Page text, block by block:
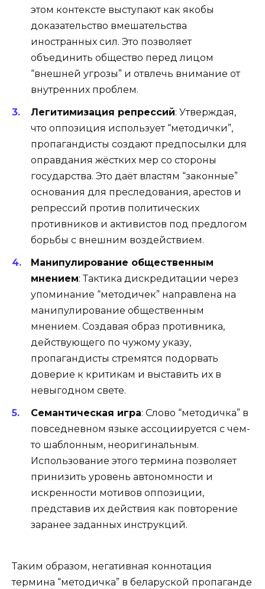
этом контексте выступают как якобы
доказательство вмешательства
иностранных сил. Это позволяет
объединить общество перед лицом
“внешней угрозы” и отвлечь внимание от
внутренних проблем.
Легитимизация репрессий: Утверждая,
что оппозиция использует “методички”,
пропагандисты создают предпосылки для
оправдания жёстких мер со стороны
государства. Это даёт властям “законные”
основания для преследования, арестов и
репрессий против политических
противников и активистов под предлогом
борьбы с внешним воздействием.
Манипулирование общественным
мнением: Тактика дискредитации через
упоминание “методичек” направлена на
манипулирование общественным
мнением. Создавая образ противника,
действующего по чужому указу,
пропагандисты стремятся подорвать
доверие к критикам и выставить их в
невыгодном свете.
Семантическая игра: Слово “методичка” в
повседневном языке ассоциируется с чем-
то шаблонным, неоригинальным.
Использование этого термина позволяет
принизить уровень автономности и
искренности мотивов оппозиции,
представив их действия как повторение
заранее заданных инструкций.
Таким образом, негативная коннотация
термина “методичка” в беларуской пропаганде